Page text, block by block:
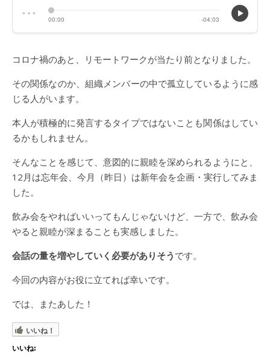
コロナ禍のあと、リモートワークが当たり前となりました。
その関係なのか、組織メンバーの中で孤立しているように感
じる人がいます。
本人が積極的に発言するタイプではないことも関係はしてい
るかもしれません。
そんなことを感じて、意図的に親睦を深められるようにと、
12月は忘年会、今月（昨日）は新年会を企画・実行してみま
した。
飲み会をやればいいってもんじゃないけど、一方で、飲み会
やると親睦が深まることも実感しました。
会話の量を増やしていく必要がありそう です。
今回の内容がお役に立てれば幸いです。
では、またあした！
いいね！
いいね: